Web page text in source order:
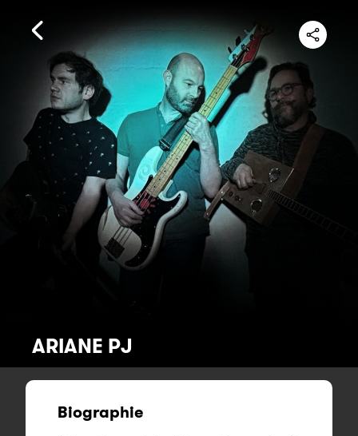
ARIANE PJ
Biographie